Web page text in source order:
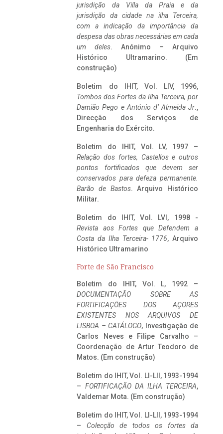
jurisdição da Villa da Praia e da
jurisdição da cidade na ilha Terceira,
com a indicação da importância da
despesa das obras necessárias em cada
um deles. Anónimo – Arquivo
Histórico Ultramarino. (Em
construção)
Boletim do IHIT, Vol. LIV, 1996,
Tombos dos Fortes da Ilha Terceira, por
Damião Pego e António d’ Almeida Jr.,
Direcção dos Serviços de
Engenharia do Exército.
Boletim do IHIT, Vol. LV, 1997 –
Relação dos fortes, Castellos e outros
pontos fortificados que devem ser
conservados para defeza permanente.
Barão de Bastos. Arquivo Histórico
Militar.
Boletim do IHIT, Vol. LVI, 1998 -
Revista aos Fortes que Defendem a
Costa da Ilha Terceira- 1776, Arquivo
Histórico Ultramarino
Forte de São Francisco
Boletim do IHIT, Vol. L, 1992 –
DOCUMENTAÇÃO SOBRE AS
FORTIFICAÇÕES DOS AÇORES
EXISTENTES NOS ARQUIVOS DE
LISBOA – CATÁLOGO, Investigação de
Carlos Neves e Filipe Carvalho –
Coordenação de Artur Teodoro de
Matos. (Em construção)
Boletim do IHIT, Vol. LI-LII, 1993-1994
– FORTIFICAÇÃO DA ILHA TERCEIRA,
Valdemar Mota. (Em construção)
Boletim do IHIT, Vol. LI-LII, 1993-1994
– Colecção de todos os fortes da